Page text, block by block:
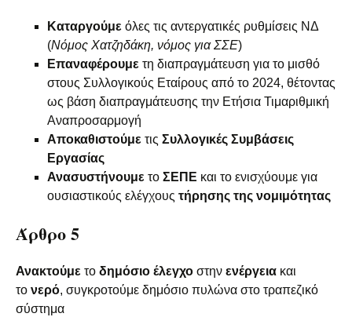
Καταργούμε όλες τις αντεργατικές ρυθμίσεις ΝΔ
(Νόμος Χατζηδάκη, νόμος για ΣΣΕ)
Επαναφέρουμε τη διαπραγμάτευση για το μισθό
στους Συλλογικούς Εταίρους από το 2024, θέτοντας
ως βάση διαπραγμάτευσης την Ετήσια Τιμαριθμική
Αναπροσαρμογή
Αποκαθιστούμε τις Συλλογικές Συμβάσεις
Εργασίας
Ανασυστήνουμε το ΣΕΠΕ και το ενισχύουμε για
ουσιαστικούς ελέγχους τήρησης της νομιμότητας
Άρθρο 5
Ανακτούμε το δημόσιο έλεγχο στην ενέργεια και
το νερό, συγκροτούμε δημόσιο πυλώνα στο τραπεζικό
σύστημα